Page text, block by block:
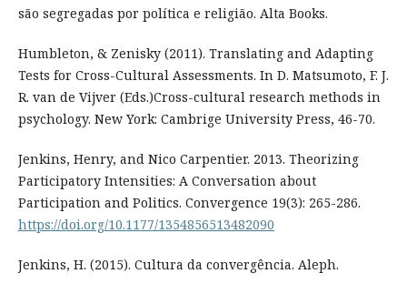
são segregadas por política e religião. Alta Books.
Humbleton, & Zenisky (2011). Translating and Adapting
Tests for Cross-Cultural Assessments. In D. Matsumoto, F. J.
R. van de Vijver (Eds.)Cross-cultural research methods in
psychology. New York: Cambrige University Press, 46-70.
Jenkins, Henry, and Nico Carpentier. 2013. Theorizing
Participatory Intensities: A Conversation about
Participation and Politics. Convergence 19(3): 265-286.
https://doi.org/10.1177/1354856513482090
Jenkins, H. (2015). Cultura da convergência. Aleph.